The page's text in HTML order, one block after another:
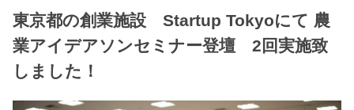
東京都の創業施設 Startup Tokyoにて 農
業アイデアソンセミナー登壇 2回実施致
しました！